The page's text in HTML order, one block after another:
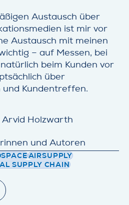
Austausch über
ist mir vor
Austausch mit meinen
– auf Messen, bei
beim Kunden vor
über
Kundentreffen.
Holzwarth
und Autoren
AIRSUPPLY
SUPPLY CHAIN
on Xingvia email